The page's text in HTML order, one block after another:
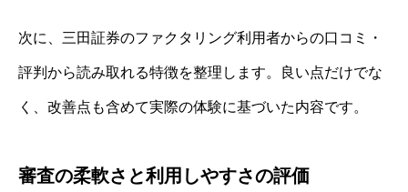
次に、三田証券のファクタリング利用者からの口コミ・
評判から読み取れる特徴を整理します。良い点だけでな
く、改善点も含めて実際の体験に基づいた内容です。
審査の柔軟さと利用しやすさの評価